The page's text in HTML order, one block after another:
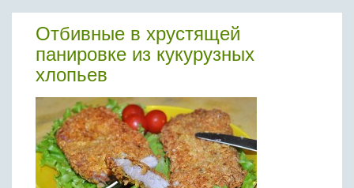
Отбивные в хрустящей
панировке из кукурузных
хлопьев